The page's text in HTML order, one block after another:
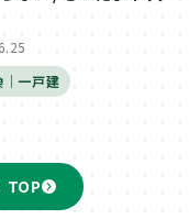
｜一戸建
TOP